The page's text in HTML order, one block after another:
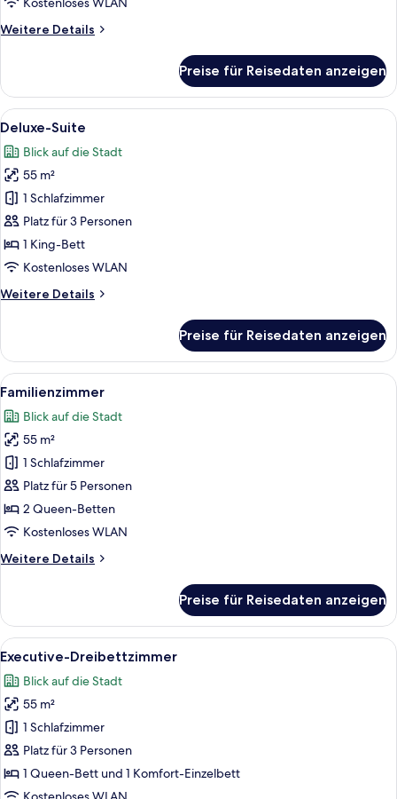
Weitere Details
Weitere
Zweibettzimmer
Preise für Reisedaten anzeigen
Alle
Fotos
für
Deluxe-
Suite
anzeigen
Ein Hotelzimmer mit Bett, Sofa,
12
Deluxe-Suite
Blick auf die Stadt
55 m²
1 Schlafzimmer
Platz für 3 Personen
1 King-Bett
Kostenloses WLAN
Weitere Details
Weitere
Suite
Preise für Reisedaten anzeigen
Alle
Fotos
für
Familienzimmer
anzeigen
Ein Hotelzimmer mit einer Couch,
9
Familienzimmer
Blick auf die Stadt
55 m²
1 Schlafzimmer
Platz für 5 Personen
2 Queen-Betten
Kostenloses WLAN
Weitere Details
Weitere
Preise für Reisedaten anzeigen
Alle
Fotos
für
Executive-
Dreibettzimmer
anzeigen
Ein Hotelzimmer mit einem Bett,
9
Executive-Dreibettzimmer
Blick auf die Stadt
55 m²
1 Schlafzimmer
Platz für 3 Personen
1 Queen-Bett und 1 Komfort-Einzelbett